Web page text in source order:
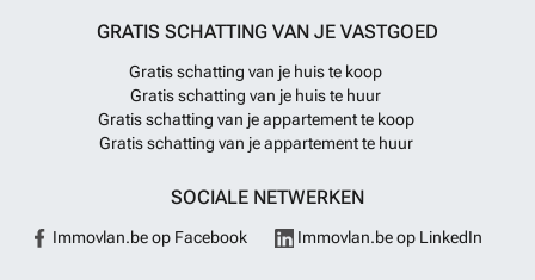
GRATIS SCHATTING VAN JE VASTGOED
Gratis schatting van je huis te koop
Gratis schatting van je huis te huur
Gratis schatting van je appartement te koop
Gratis schatting van je appartement te huur
SOCIALE NETWERKEN
Immovlan.be op Facebook Immovlan.be op LinkedIn